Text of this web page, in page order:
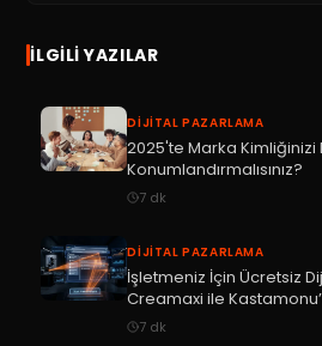
İLGILI YAZILAR
DIJITAL PAZARLAMA
2025'te Marka Kimliğinizi
Konumlandırmalısınız?
7 dk
DIJITAL PAZARLAMA
İşletmeniz İçin Ücretsiz
Creamaxi ile
7 dk